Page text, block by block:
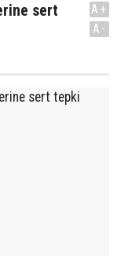
sert
A+
A-